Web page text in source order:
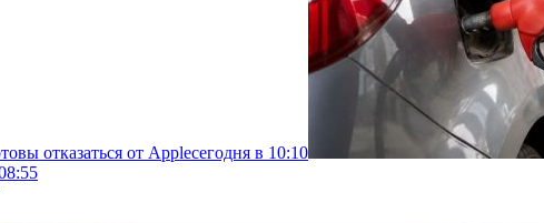
отказаться от Appleсегодня в 10:10